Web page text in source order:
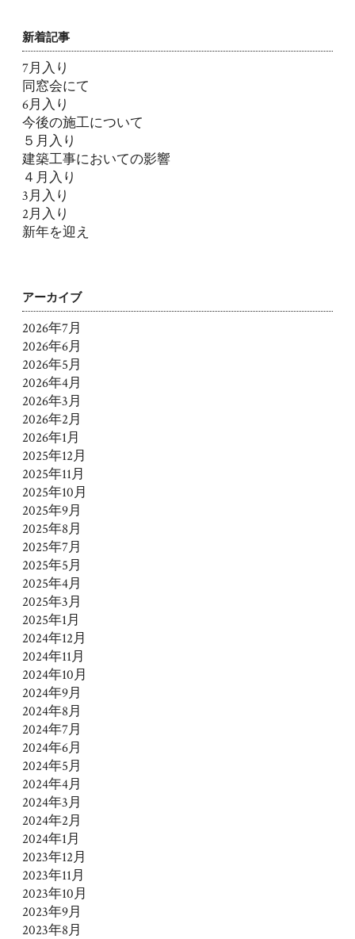
新着記事
7月入り
同窓会にて
6月入り
今後の施工について
５月入り
建築工事においての影響
４月入り
3月入り
2月入り
新年を迎え
アーカイブ
2026年7月
2026年6月
2026年5月
2026年4月
2026年3月
2026年2月
2026年1月
2025年12月
2025年11月
2025年10月
2025年9月
2025年8月
2025年7月
2025年5月
2025年4月
2025年3月
2025年1月
2024年12月
2024年11月
2024年10月
2024年9月
2024年8月
2024年7月
2024年6月
2024年5月
2024年4月
2024年3月
2024年2月
2024年1月
2023年12月
2023年11月
2023年10月
2023年9月
2023年8月